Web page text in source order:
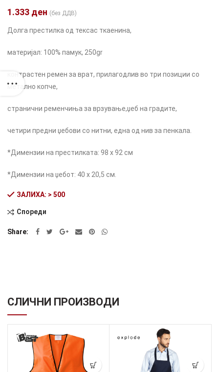
1.333 ден (без ДДВ)
Долга престилка од тексас ткаенина,
материјал: 100% памук, 250gr
контрастен ремен за врат, прилагодлив во три позиции со
метално копче,
странични ременчиња за врзување,џеб на градите,
четири предни џебови со нитни, една од нив за пенкала.
*Димензии на престилката: 98 x 92 см
*Димензии на џебот: 40 x 20,5 см.
ЗАЛИХА: > 500
Alternative:
Спореди
Share
СЛИЧНИ ПРОИЗВОДИ